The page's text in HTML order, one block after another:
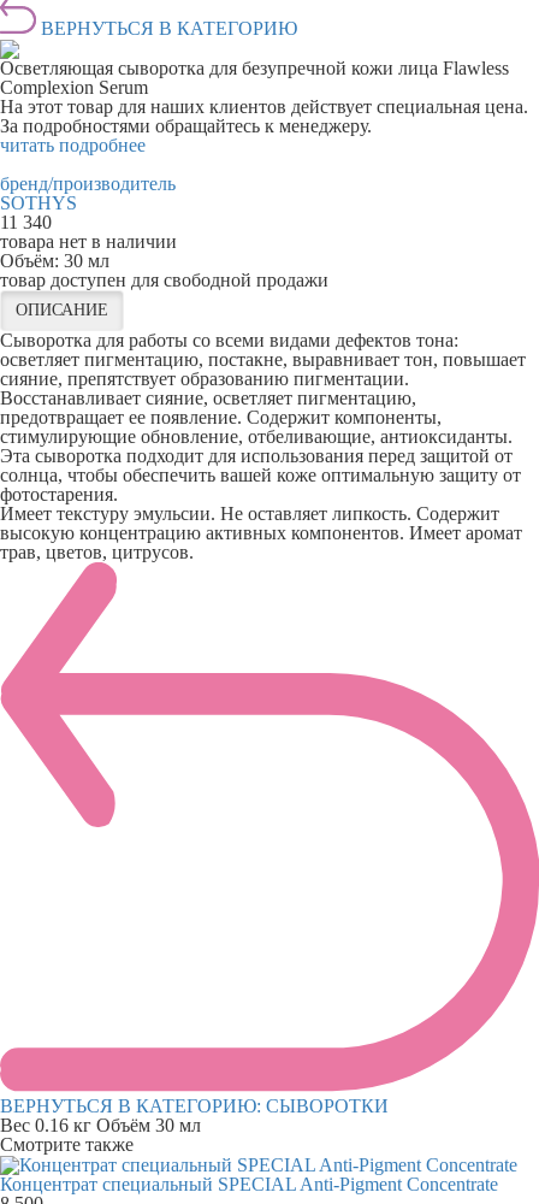
ВЕРНУТЬСЯ В КАТЕГОРИЮ
Осветляющая сыворотка для безупречной кожи лица Flawless
Complexion Serum
На этот товар для наших клиентов действует специальная цена.
За подробностями обращайтесь к менеджеру.
читать подробнее
бренд/производитель
SOTHYS
11 340
товара нет в наличии
Объём: 30 мл
товар доступен для свободной продажи
ОПИСАНИЕ
Сыворотка для работы со всеми видами дефектов тона:
осветляет пигментацию, постакне, выравнивает тон, повышает
сияние, препятствует образованию пигментации.
Восстанавливает сияние, осветляет пигментацию,
предотвращает ее появление. Содержит компоненты,
стимулирующие обновление, отбеливающие, антиоксиданты.
Эта сыворотка подходит для использования перед защитой от
солнца, чтобы обеспечить вашей коже оптимальную защиту от
фотостарения.
Имеет текстуру эмульсии. Не оставляет липкость. Содержит
высокую концентрацию активных компонентов. Имеет аромат
трав, цветов, цитрусов.
ВЕРНУТЬСЯ В КАТЕГОРИЮ: СЫВОРОТКИ
Вес 0.16 кг Объём 30 мл
Смотрите также
Концентрат специальный SPECIAL Anti-Pigment Concentrate